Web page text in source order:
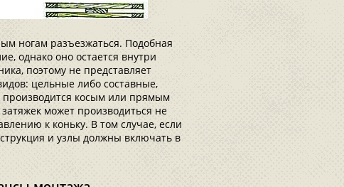
ногам разъезжаться. Подобная
однако оно остается внутри
поэтому не представляет
цельные либо составные,
косым или прямым
может производиться не
к коньку. В том случае, если
и узлы должны включать в